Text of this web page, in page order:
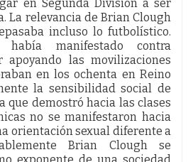
en Segunda División a ser
La relevancia de Brian Clough
incluso lo futbolístico.
había manifestado contra
apoyando las movilizaciones
en los ochenta en Reino
la sensibilidad social de
que demostró hacia las clases
no se manifestaron hacia
orientación sexual diferente a
Brian Clough se